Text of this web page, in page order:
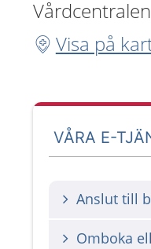
Visa på
VÅRA E-
Anslut till
Omboka